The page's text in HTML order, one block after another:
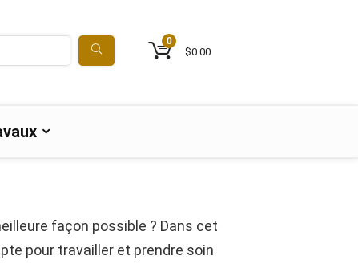
0
$0.00
façon possible ? Dans cet
pour travailler et prendre soin